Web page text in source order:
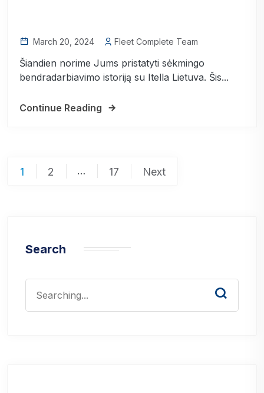
March 20, 2024 Fleet Complete Team
Šiandien norime Jums pristatyti sėkmingo
bendradarbiavimo istoriją su Itella Lietuva. Šis...
Continue Reading
Posts
1 2 … 17 Next
Search
for: